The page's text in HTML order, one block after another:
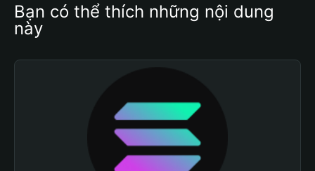
Bạn có thể thích những nội dung
này